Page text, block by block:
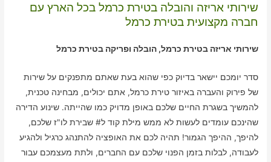
שירותי אריזה והובלה בטירת כרמל בכל הארץ עם
חברה מקצועית בטירת כרמל
שירותי אריזה בטירת כרמל, הובלה ופריקה בטירת כרמל
סדר יומכם יישאר בדיוק כפי שהוא בעת שאתם מתפנקים על שירות
של פירוק והעברה באיזור טירת כרמל, אתם יכולים, מבחינה טכנית,
להמשיך בשגרת החיים שלכם באופן מדויק כמו שהייתה. שינוע הדירה
שהינכם עומדים לעשות לא ממש מילת קוד ל# שבירת לו"ז שלכם,
להיפך, ההיפך הגמור! תהיה לכם את האופציה להתנהג כרגיל ולהגיע
לעבודה, לבלות בזמן הפנוי שלכם עם החברים, ולתת מעצמכם עבור